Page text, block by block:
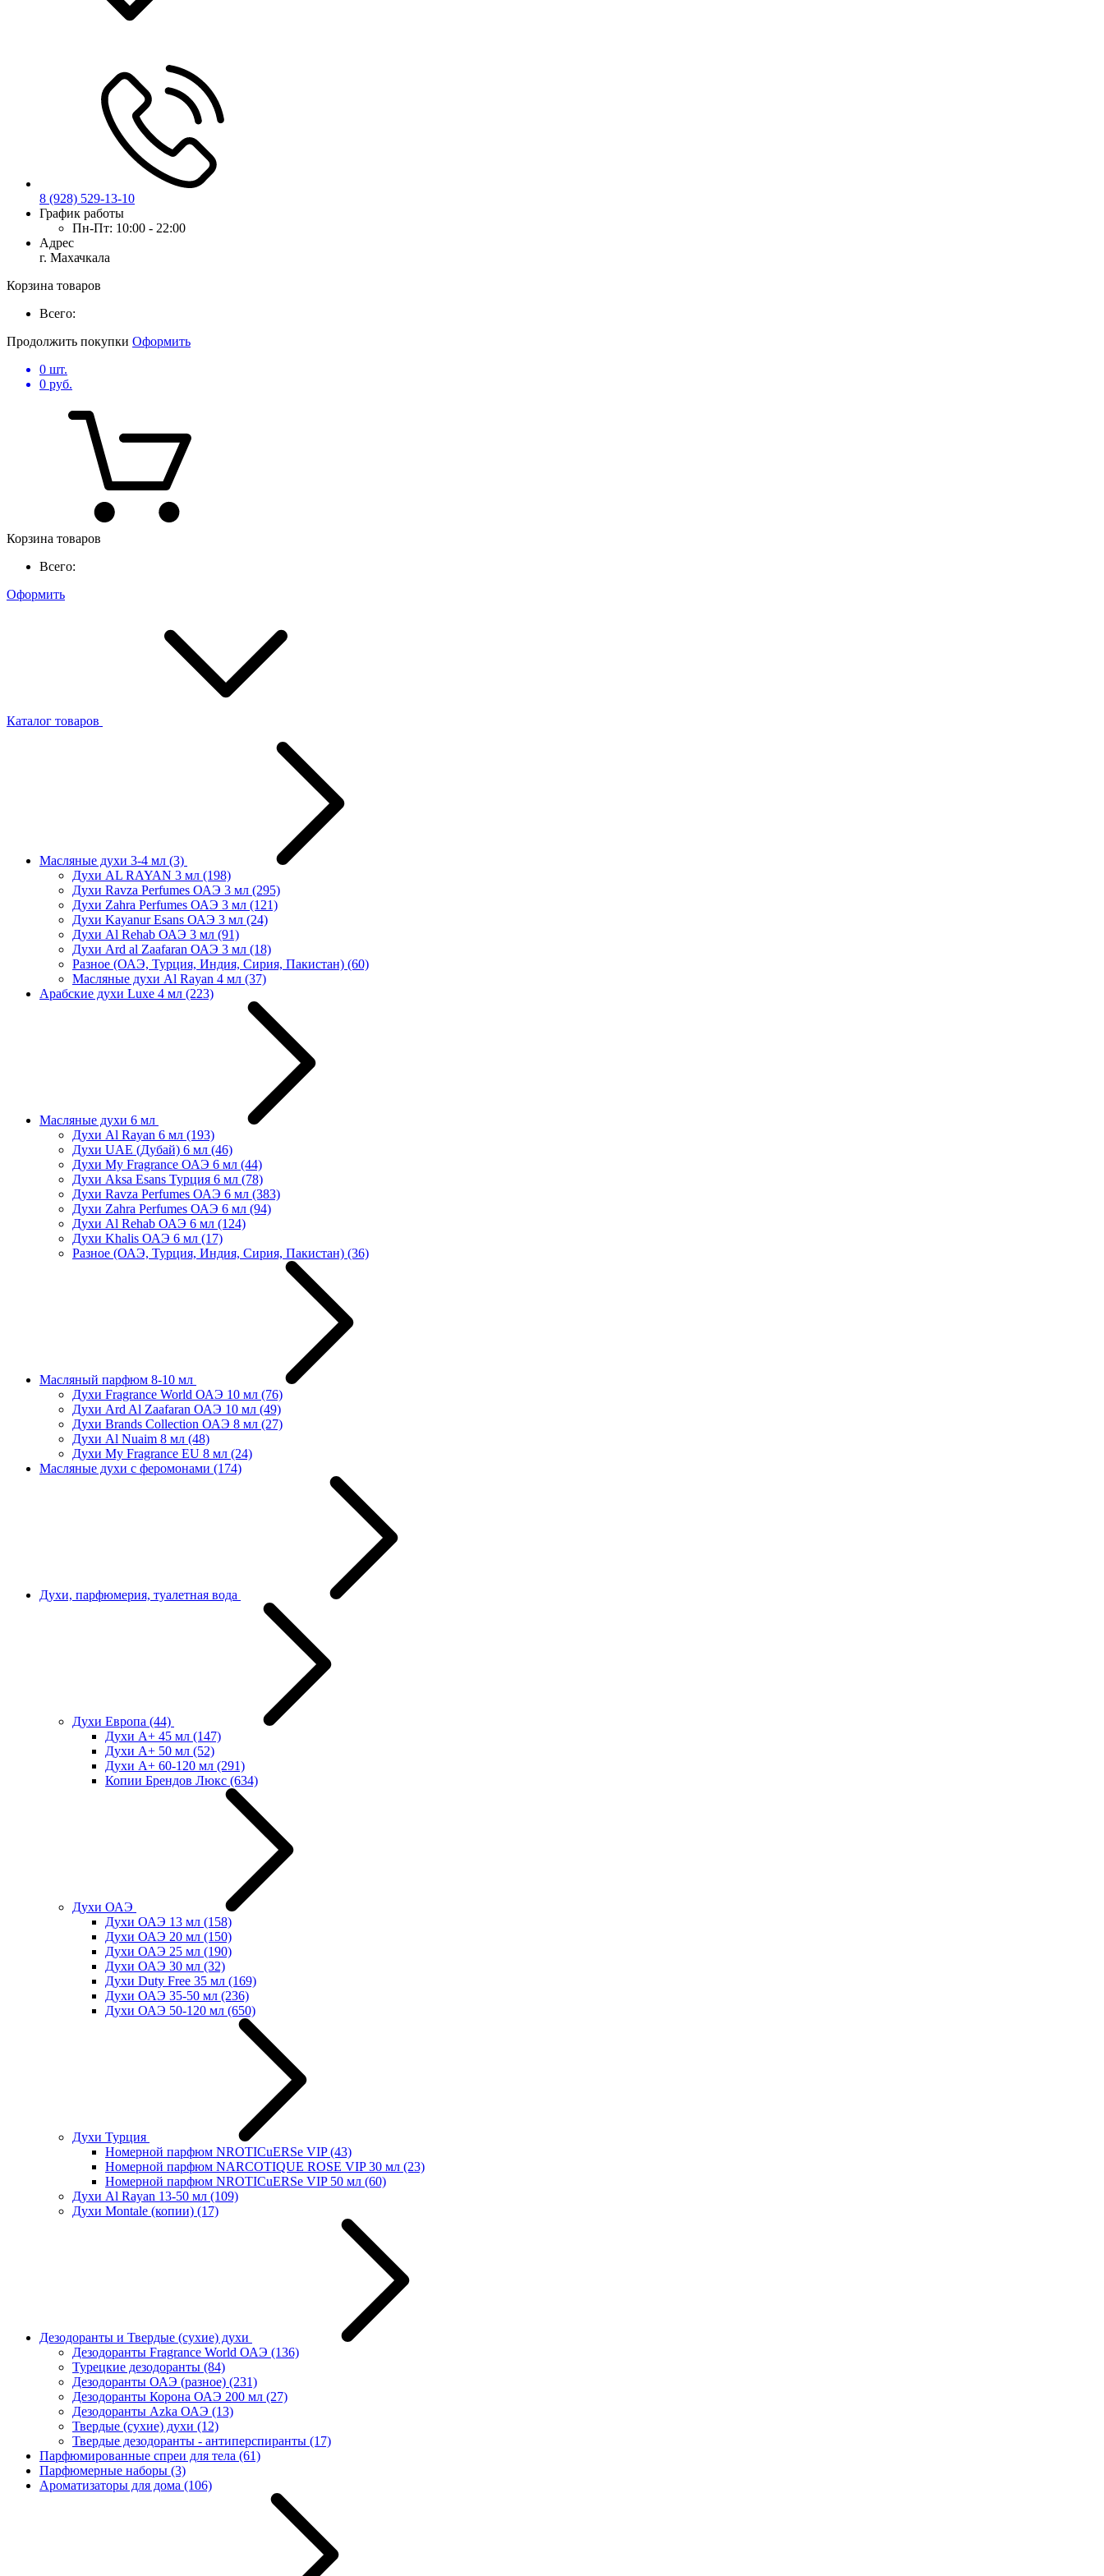
8 (928) 529-13-10
График работы
Пн-Пт: 10:00 - 22:00
Адрес
г. Махачкала
Корзина товаров
Всего:
Продолжить покупки Оформить
0 шт.
0 руб.
Корзина товаров
Всего:
Оформить
Каталог товаров
Масляные духи 3-4 мл (3)
Духи AL RAYAN 3 мл (198)
Духи Ravza Perfumes ОАЭ 3 мл (295)
Духи Zahra Perfumes ОАЭ 3 мл (121)
Духи Kayanur Esans ОАЭ 3 мл (24)
Духи Al Rehab ОАЭ 3 мл (91)
Духи Ard al Zaafaran ОАЭ 3 мл (18)
Разное (ОАЭ, Турция, Индия, Сирия, Пакистан) (60)
Масляные духи Al Rayan 4 мл (37)
Арабские духи Luxe 4 мл (223)
Масляные духи 6 мл
Духи Al Rayan 6 мл (193)
Духи UAE (Дубай) 6 мл (46)
Духи My Fragrance ОАЭ 6 мл (44)
Духи Aksa Esans Турция 6 мл (78)
Духи Ravza Perfumes ОАЭ 6 мл (383)
Духи Zahra Perfumes ОАЭ 6 мл (94)
Духи Al Rehab ОАЭ 6 мл (124)
Духи Khalis ОАЭ 6 мл (17)
Разное (ОАЭ, Турция, Индия, Сирия, Пакистан) (36)
Масляный парфюм 8-10 мл
Духи Fragrance World ОАЭ 10 мл (76)
Духи Ard Al Zaafaran ОАЭ 10 мл (49)
Духи Brands Collection ОАЭ 8 мл (27)
Духи Al Nuaim 8 мл (48)
Духи My Fragrance EU 8 мл (24)
Масляные духи с феромонами (174)
Духи, парфюмерия, туалетная вода
Духи Европа (44)
Духи А+ 45 мл (147)
Духи А+ 50 мл (52)
Духи А+ 60-120 мл (291)
Копии Брендов Люкс (634)
Духи ОАЭ
Духи ОАЭ 13 мл (158)
Духи ОАЭ 20 мл (150)
Духи ОАЭ 25 мл (190)
Духи ОАЭ 30 мл (32)
Духи Duty Free 35 мл (169)
Духи ОАЭ 35-50 мл (236)
Духи ОАЭ 50-120 мл (650)
Духи Турция
Номерной парфюм NROTICuERSe VIP(43)
Номерной парфюм NARCOTIQUE ROSE VIP 30 мл (23)
Номерной парфюм NROTICuERSe VIP 50 мл (60)
Духи Al Rayan 13-50 мл (109)
Духи Montale (копии) (17)
Дезодоранты и Твердые (сухие) духи
Дезодоранты Fragrance World ОАЭ (136)
Турецкие дезодоранты (84)
Дезодоранты ОАЭ (разное) (231)
Дезодоранты Корона ОАЭ 200 мл (27)
Дезодоранты Azka ОАЭ (13)
Твердые (сухие) духи (12)
Твердые дезодоранты - антиперспиранты (17)
Парфюмированные спреи для тела (61)
Парфюмерные наборы (3)
Ароматизаторы для дома (106)